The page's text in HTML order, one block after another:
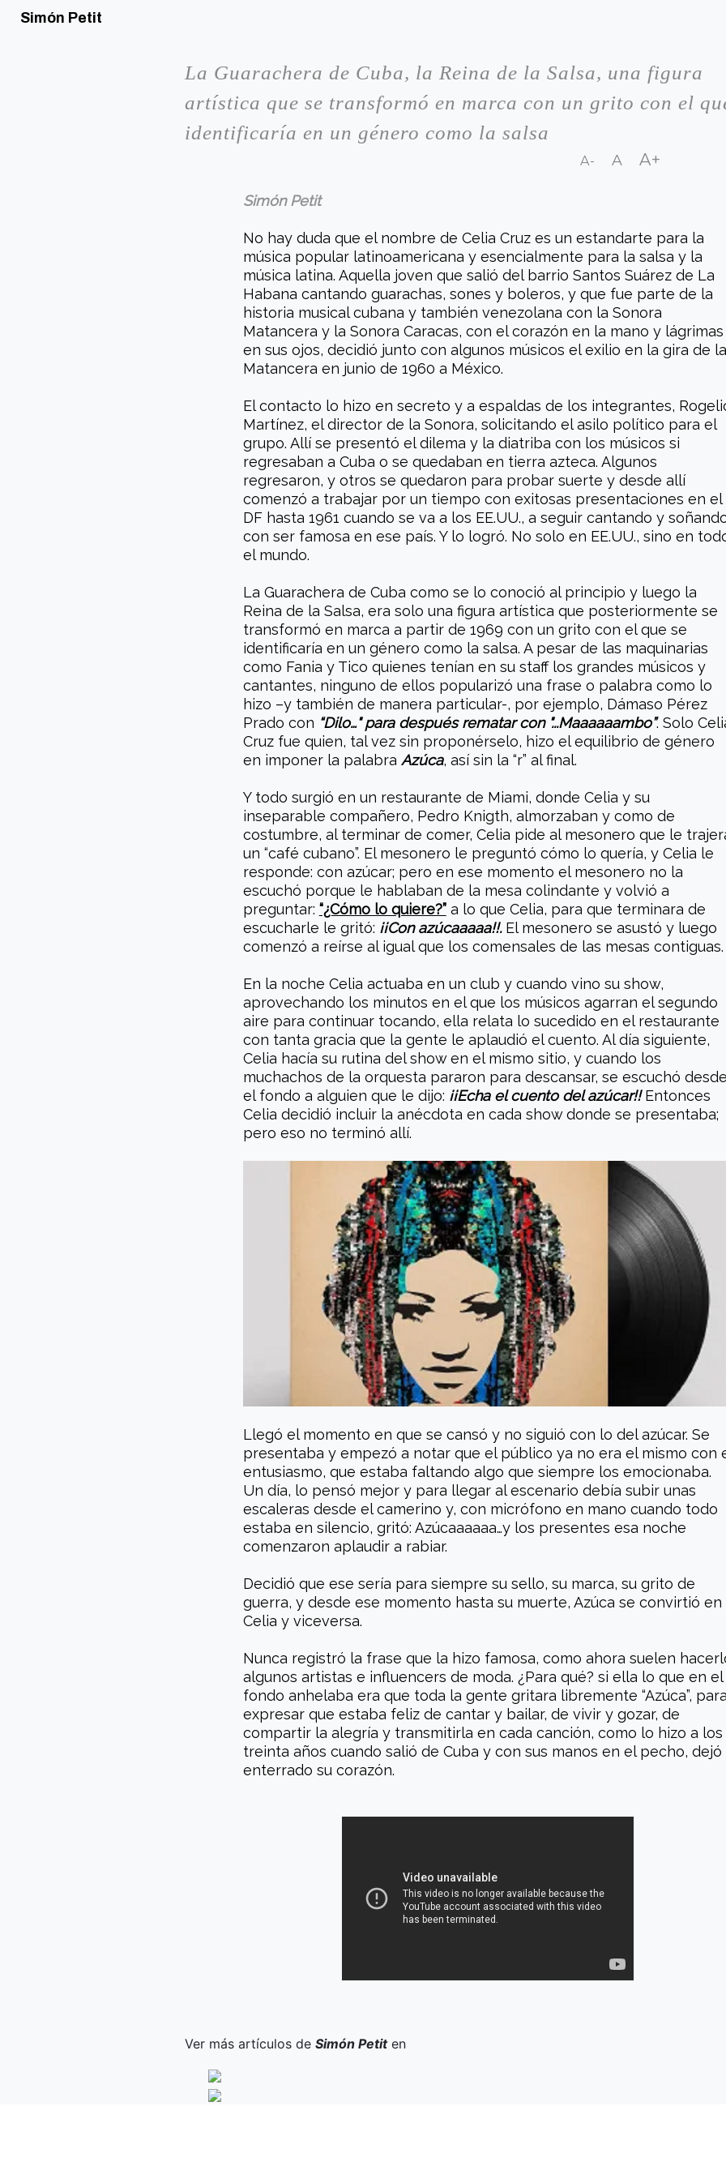
Simón Petit
La Guarachera de Cuba, la Reina de la Salsa, una figura
artística que se transformó en marca con un grito con el
identificaría en un género como la salsa
A- A A+
Simón Petit
No hay duda que el nombre de Celia Cruz es un estandarte para la
música popular latinoamericana y esencialmente para la salsa y la
música latina. Aquella joven que salió del barrio Santos Suárez de La
Habana cantando guarachas, sones y boleros, y que fue parte de la
historia musical cubana y también venezolana con la Sonora
Matancera y la Sonora Caracas, con el corazón en la mano y lágrimas
en sus ojos, decidió junto con algunos músicos el exilio en la gira de la
Matancera en junio de 1960 a México.
El contacto lo hizo en secreto y a espaldas de los integrantes,
Martínez, el director de la Sonora, solicitando el asilo político para el
grupo. Allí se presentó el dilema y la diatriba con los músicos si
regresaban a Cuba o se quedaban en tierra azteca. Algunos
regresaron, y otros se quedaron para probar suerte y desde allí
comenzó a trabajar por un tiempo con exitosas presentaciones en el
DF hasta 1961 cuando se va a los EE.UU., a seguir cantando y
con ser famosa en ese país. Y lo logró. No solo en EE.UU., sino en
el mundo.
La Guarachera de Cuba como se lo conoció al principio y luego la
Reina de la Salsa, era solo una figura artística que posteriormente se
transformó en marca a partir de 1969 con un grito con el que se
identificaría en un género como la salsa. A pesar de las maquinarias
como Fania y Tico quienes tenían en su staff los grandes músicos y
cantantes, ninguno de ellos popularizó una frase o palabra como lo
hizo –y también de manera particular-, por ejemplo, Dámaso Pérez
Prado con “Dilo…" para después rematar con "...Maaaaaambo”. Solo
Cruz fue quien, tal vez sin proponérselo, hizo el equilibrio de género
en imponer la palabra Azúca, así sin la “r” al final.
Y todo surgió en un restaurante de Miami, donde Celia y su
inseparable compañero, Pedro Knigth, almorzaban y como de
costumbre, al terminar de comer, Celia pide al mesonero que le
un “café cubano”. El mesonero le preguntó cómo lo quería, y Celia le
responde: con azúcar; pero en ese momento el mesonero no la
escuchó porque le hablaban de la mesa colindante y volvió a
preguntar: “¿Cómo lo quiere?”a lo que Celia, para que terminara de
escucharle le gritó: ¡¡Con azúcaaaaa!!. El mesonero se asustó y luego
comenzó a reírse al igual que los comensales de las mesas contiguas.
En la noche Celia actuaba en un club y cuando vino su show,
aprovechando los minutos en el que los músicos agarran el segundo
aire para continuar tocando, ella relata lo sucedido en el restaurante
con tanta gracia que la gente le aplaudió el cuento. Al día siguiente,
Celia hacía su rutina del show en el mismo sitio, y cuando los
muchachos de la orquesta pararon para descansar, se escuchó
el fondo a alguien que le dijo: ¡¡Echa el cuento del azúcar!!Entonces
Celia decidió incluir la anécdota en cada show donde se presentaba;
pero eso no terminó allí.
Llegó el momento en que se cansó y no siguió con lo del azúcar. Se
presentaba y empezó a notar que el público ya no era el mismo con
entusiasmo, que estaba faltando algo que siempre los emocionaba.
Un día, lo pensó mejor y para llegar al escenario debía subir unas
escaleras desde el camerino y, con micrófono en mano cuando todo
estaba en silencio, gritó: Azúcaaaaaa…y los presentes esa noche
comenzaron aplaudir a rabiar.
Decidió que ese sería para siempre su sello, su marca, su grito de
guerra, y desde ese momento hasta su muerte, Azúca se convirtió en
Celia y viceversa.
Nunca registró la frase que la hizo famosa, como ahora suelen
algunos artistas e influencers de moda. ¿Para qué? si ella lo que en el
fondo anhelaba era que toda la gente gritara libremente “Azúca”,
expresar que estaba feliz de cantar y bailar, de vivir y gozar, de
compartir la alegría y transmitirla en cada canción, como lo hizo a los
treinta años cuando salió de Cuba y con sus manos en el pecho, dejó
enterrado su corazón.
Ver más artículos deSimón Petiten